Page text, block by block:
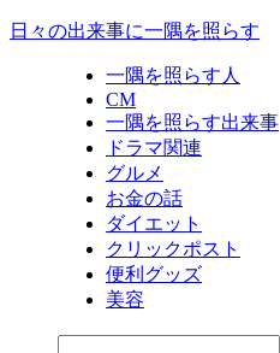
日々の出来事に一隅を照らす
一隅を照らす人
CM
一隅を照らす出来事
ドラマ関連
グルメ
お金の話
ダイエット
クリックポスト
便利グッズ
美容